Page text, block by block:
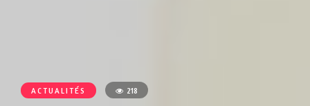
ACTUALITÉS 218